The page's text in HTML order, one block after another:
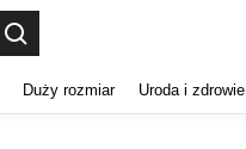
Duży rozmiar Uroda i zdrowie